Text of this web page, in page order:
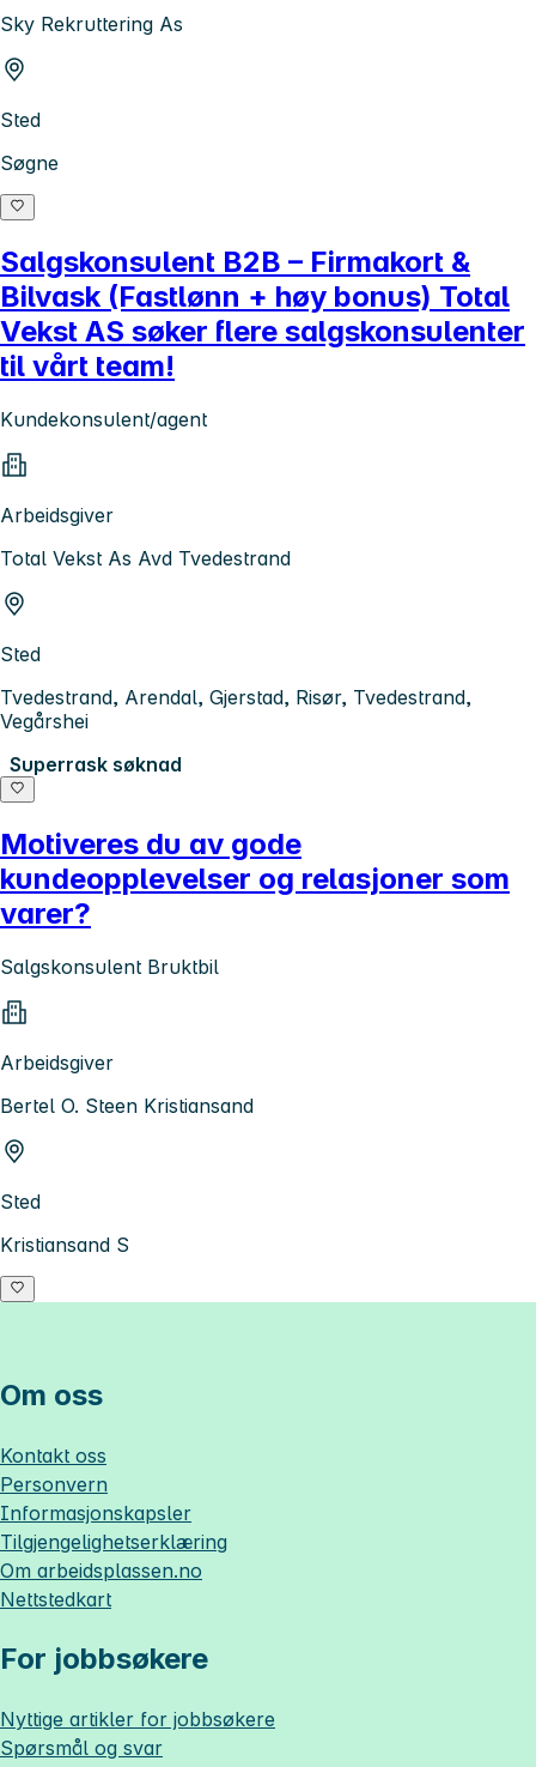
Sky Rekruttering As
Sted
Søgne
Salgskonsulent B2B – Firmakort &
Bilvask (Fastlønn + høy bonus) Total
Vekst AS søker flere salgskonsulenter
til vårt team!
Kundekonsulent/agent
Arbeidsgiver
Total Vekst As Avd Tvedestrand
Sted
Tvedestrand, Arendal, Gjerstad, Risør, Tvedestrand,
Vegårshei
Superrask søknad
Motiveres du av gode
kundeopplevelser og relasjoner som
varer?
Salgskonsulent Bruktbil
Arbeidsgiver
Bertel O. Steen Kristiansand
Sted
Kristiansand S
Om oss
Kontakt oss
Personvern
Informasjonskapsler
Tilgjengelighetserklæring
Om arbeidsplassen.no
Nettstedkart
For jobbsøkere
Nyttige artikler for jobbsøkere
Spørsmål og svar